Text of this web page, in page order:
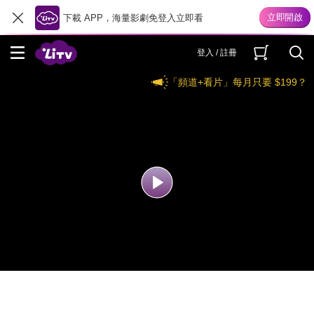
下載 APP，海量影劇免登入立即看
登入 / 註冊
「頻道+看片」每月只要 $199？